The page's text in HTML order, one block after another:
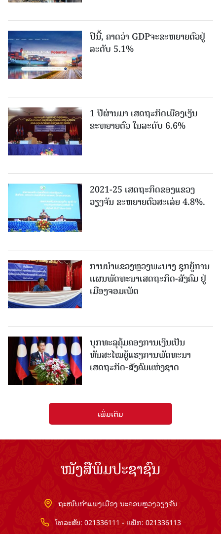
ປີນີ້, ຄາດວ່າ GDPຈະຂະຫຍາຍຕົວຢູ່
ລະດັບ 5.1%
1 ປີຜ່ານມາ ເສດຖະກິດເມືອງເງິນ
ຂະຫຍາຍຕົວ ໃນລະດັບ 6.6%
2021-25 ເສດຖະກິດຂອງແຂວງ
ວຽງຈັນ ຂະຫຍາຍຕົວສະເລ່ຍ 4.8%.
ການນຳແຂວງຫຼວງພະບາງ ຊຸກຍູ້ການ
ແຜນພັດທະນາເສດຖະກິດ-ສັງຄົມ ຢູ່
ເມືອງຈອມເພັດ
ບຸກທະລຸຄຸ້ມຄອງການເງິນເປັນ
ທັນສະໄໝຍູ້ແຮງການພັດທະນາ
ເສດຖະກິດ-ສັງຄົມແຫ່ງຊາດ
ເພີ່ມເຕີມ
ໜັງສືພິມປະຊາຊົນ
ຖະໜົນກຳແພງເມືອງ ນະຄອນຫຼວງວຽງຈັນ
ໂທລະສັບ: 021336111 - ແຟັກ: 021336113